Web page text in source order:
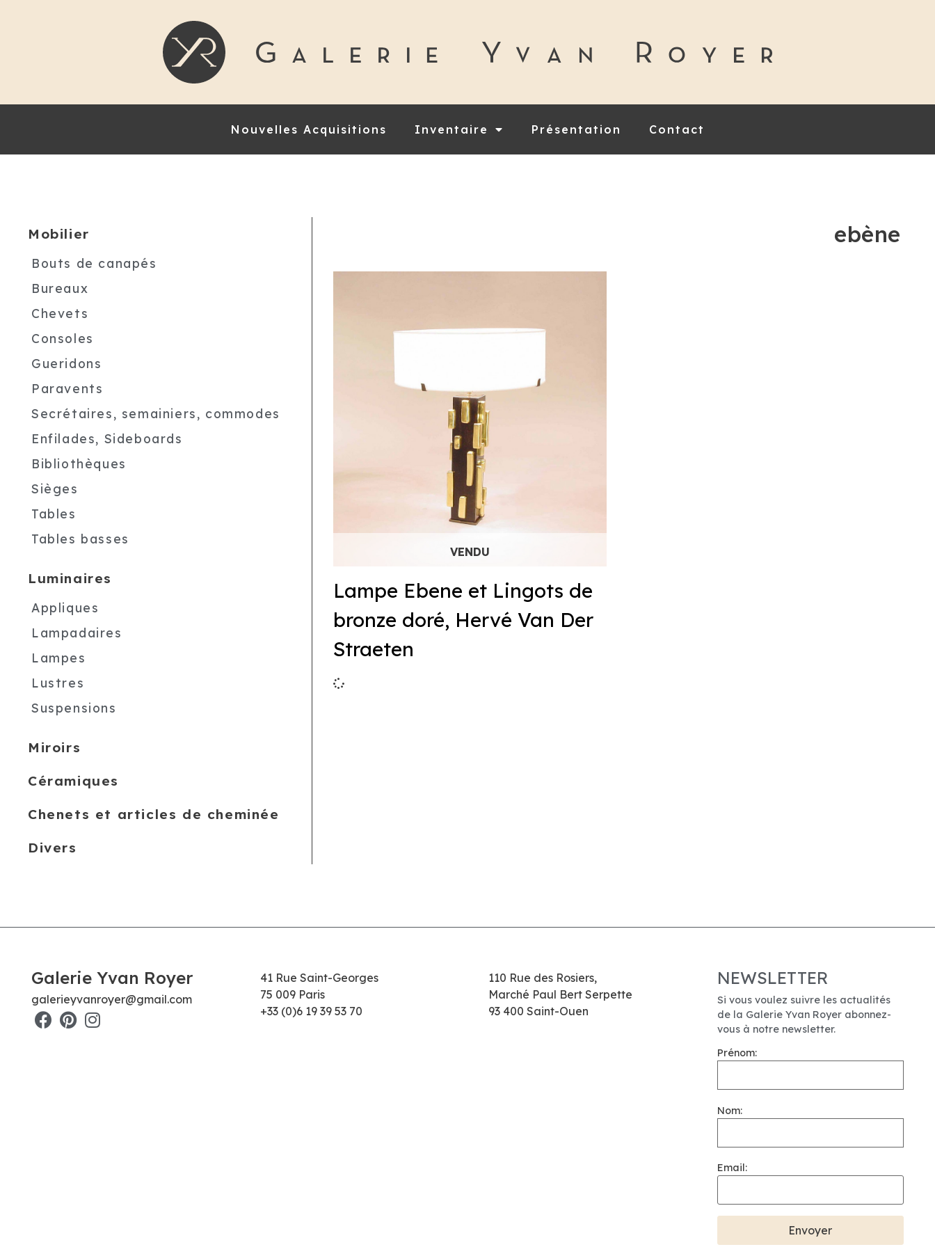
Nouvelles Acquisitions Inventaire Présentation Contact
Mobilier
Bouts de canapés
Bureaux
Chevets
Consoles
Gueridons
Paravents
Secrétaires, semainiers, commodes
Enfilades, Sideboards
Bibliothèques
Sièges
Tables
Tables basses
Luminaires
Appliques
Lampadaires
Lampes
Lustres
Suspensions
Miroirs
Céramiques
Chenets et articles de cheminée
Divers
ebène
Lampe Ebene et Lingots de
bronze doré, Hervé Van Der
Straeten
Galerie Yvan Royer
galerieyvanroyer@gmail.com
41 Rue Saint-Georges
75 009 Paris
+33 (0)6 19 39 53 70
110 Rue des Rosiers,
Marché Paul Bert Serpette
93 400 Saint-Ouen
NEWSLETTER
Si vous voulez suivre les actualités
de la Galerie Yvan Royer abonnez-
vous à notre newsletter.
Prénom:
Nom:
Email: